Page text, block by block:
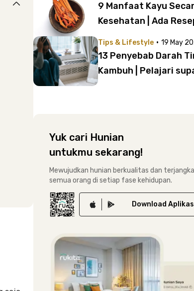
9 Manfaat Kayu
Kesehatan | Ada
Tips & Lifestyle · 19 May
13 Penyebab Darah
Kambuh | Pelajari
Yuk cari Hunian
untukmu sekarang!
Mewujudkan hunian berkualitas dan
semua orang di setiap fase kehidupan.
Download